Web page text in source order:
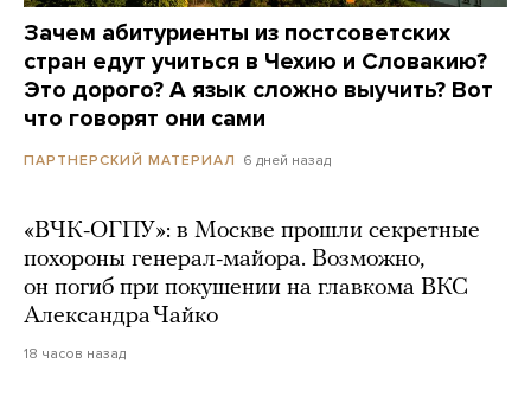
Зачем абитуриенты из постсоветских
стран едут учиться в Чехию и Словакию?
Это дорого? А язык сложно выучить? Вот
что говорят они сами
ПАРТНЕРСКИЙ МАТЕРИАЛ 6 дней назад
«ВЧК-ОГПУ»: в Москве прошли секретные
похороны генерал-майора. Возможно,
он погиб при покушении на главкома ВКС
Александра Чайко
18 часов назад